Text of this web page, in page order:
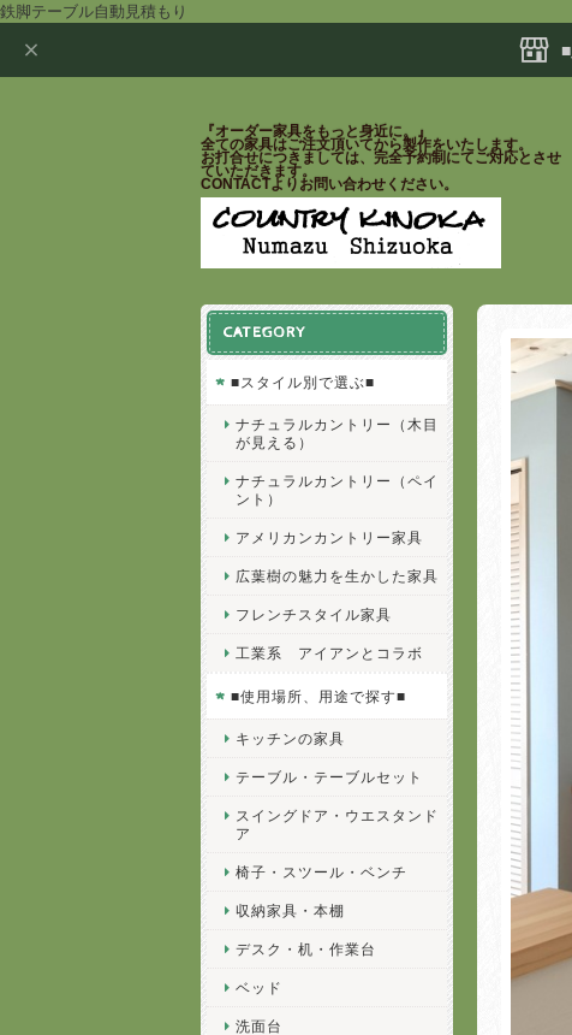
鉄脚テーブル自動見積もり
『オーダー家具をもっと身近に。』
全ての家具はご注文頂いてから製作をいたします。
お打合せにつきましては、完全予約制にてご対応とさせ
ていただきます。
CONTACTよりお問い合わせください。
CATEGORY
■スタイル別で選ぶ■
ナチュラルカントリー（木目
が見える）
ナチュラルカントリー（ペイ
ント）
アメリカンカントリー家具
広葉樹の魅力を生かした家具
フレンチスタイル家具
工業系 アイアンとコラボ
■使用場所、用途で探す■
キッチンの家具
テーブル・テーブルセット
スイングドア・ウエスタンド
ア
椅子・スツール・ベンチ
収納家具・本棚
デスク・机・作業台
ベッド
洗面台